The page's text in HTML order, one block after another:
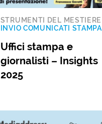
STRUMENTI DEL MESTIERE
INVIO COMUNICATI STAMPA
Uffici stampa e
giornalisti – Insights
2025